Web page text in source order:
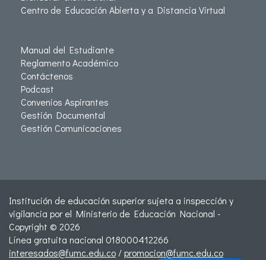
Centro de Educación Abierta y a Distancia Virtual
Manual del Estudiante
Reglamento Académico
Contáctenos
Podcast
Convenios Aspirantes
Gestión Documental
Gestión Comunicaciones
Institución de educación superior sujeta a inspección y
vigilancia por el Ministerio de Educación Nacional -
Copyright © 2026
Línea gratuita nacional 018000412266
interesados@fumc.edu.co/promocion@fumc.edu.co